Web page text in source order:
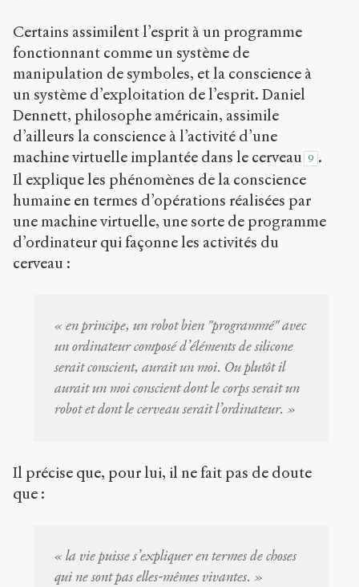
Certains assimilent l’esprit à un programme
fonctionnant comme un système de
manipulation de symboles, et la conscience à
un système d’exploitation de l’esprit. Daniel
Dennett, philosophe américain, assimile
d’ailleurs la conscience à l’activité d’une
machine virtuelle implantée dans le cerveau 9 .
Il explique les phénomènes de la conscience
humaine en termes d’opérations réalisées par
une machine virtuelle, une sorte de programme
d’ordinateur qui façonne les activités du
cerveau :
« en principe, un robot bien "programmé" avec
un ordinateur composé d’éléments de silicone
serait conscient, aurait un moi. Ou plutôt il
aurait un moi conscient dont le corps serait un
robot et dont le cerveau serait l’ordinateur. »
Il précise que, pour lui, il ne fait pas de doute
que :
« la vie puisse s’expliquer en termes de choses
qui ne sont pas elles-mêmes vivantes. »